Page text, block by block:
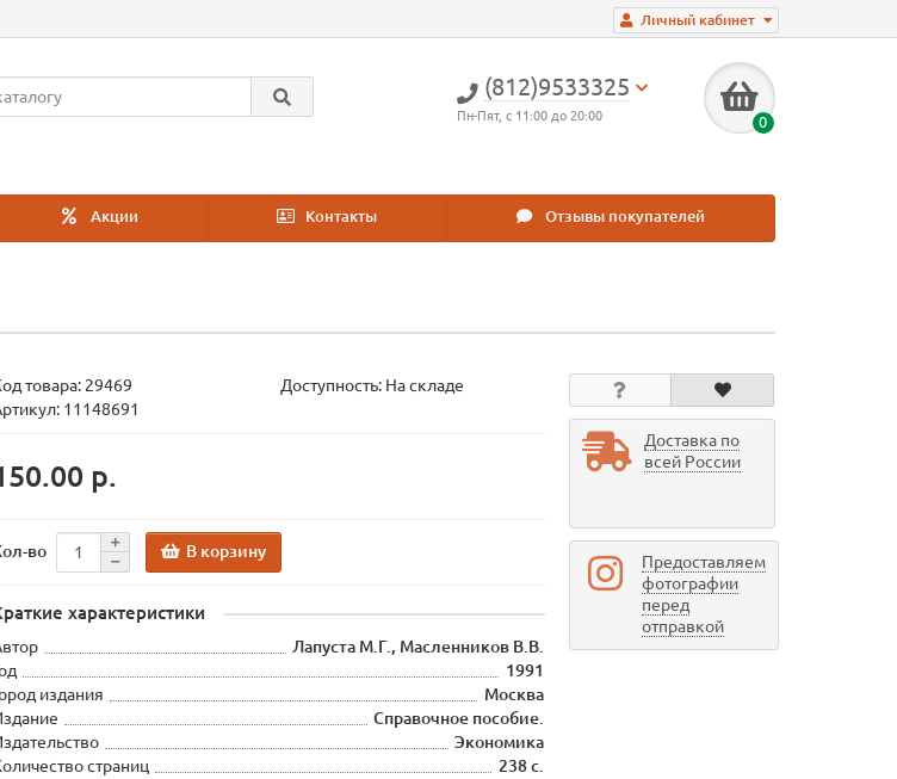
Личный кабинет
(812)9533325
Пн-Пят, с 11:00 до 20:00 0
Акции Контакты Отзывы покупателей
товара: 29469
Доступность: На складе
11148691
р.
во В корзину
характеристики
Лапуста М.Г., Масленников В.В.
1991
издания
Москва
Справочное пособие.
Экономика
страниц
238 с.
Доставка по
всей России
Предоставляем
фотографии
перед
отправкой